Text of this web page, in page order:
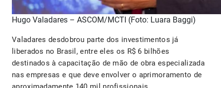
Hugo Valadares – ASCOM/MCTI (Foto: Luara Baggi)
Valadares desdobrou parte dos investimentos já
liberados no Brasil, entre eles os R$ 6 bilhões
destinados à capacitação de mão de obra especializada
nas empresas e que deve envolver o aprimoramento de